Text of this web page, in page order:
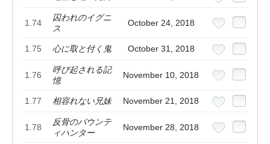
1.74
囚われのイグニ
ス
October 24, 2018
1.75 心に取と付く鬼 October 31, 2018
1.76
呼び起される記
憶
November 10, 2018
1.77 相容れない兄妹 November 21, 2018
1.78
反骨のバウンテ
ィハンター
November 28, 2018